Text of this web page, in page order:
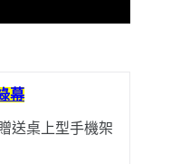
幕
送桌上型手機架